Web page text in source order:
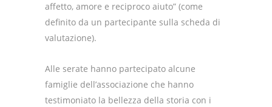
affetto, amore e reciproco aiuto” (come
definito da un partecipante sulla scheda di
valutazione).
Alle serate hanno partecipato alcune
famiglie dell’associazione che hanno
testimoniato la bellezza della storia con i